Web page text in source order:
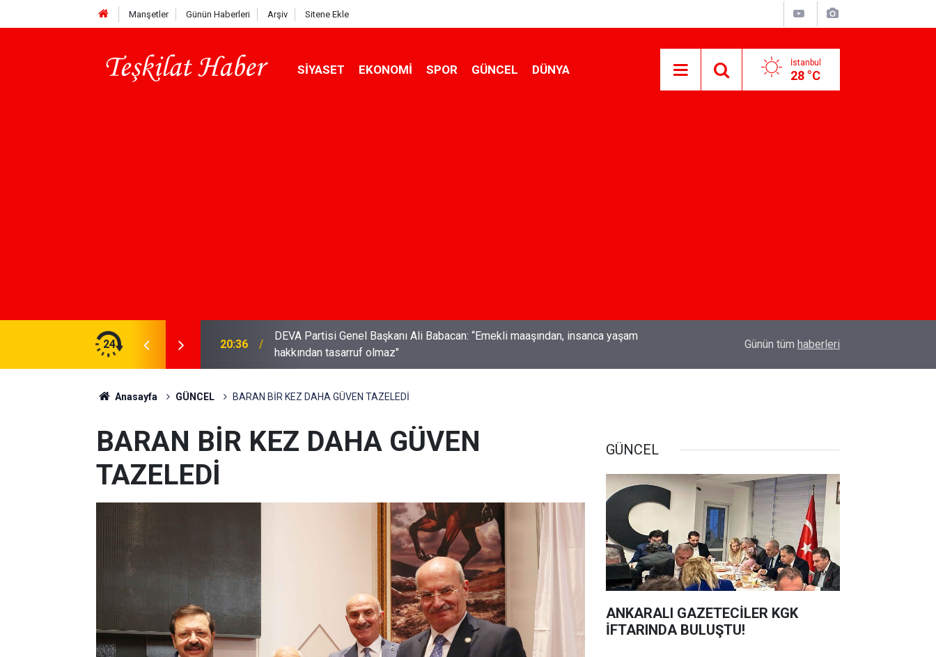
Manşetler Günün Haberleri Arşiv Sitene Ekle
SİYASET EKONOMİ SPOR GÜNCEL DÜNYA İstanbul
28 °C
24
BOLAT'I ZİYARET ETTİ... 20:36
DEVA Partisi Genel Başkanı Ali Babacan: “Emekli maaşından, insanca yaşam
hakkından tasarruf olmaz"
TÜRK SİLAHLI KUVVETLERİNE SURİYE'DE
Günün tüm haberleri
Anasayfa GÜNCEL BARAN BİR KEZ DAHA GÜVEN TAZELEDİ
BARAN BİR KEZ DAHA GÜVEN
TAZELEDİ
GÜNCEL
ANKARALI GAZETECİLER KGK
İFTARINDA BULUŞTU!